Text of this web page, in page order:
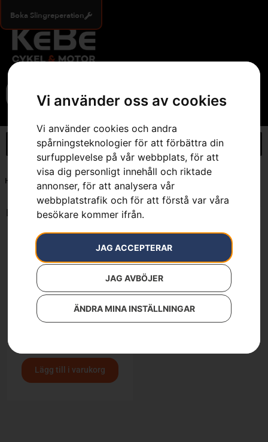
Vi använder oss av cookies
Vi använder cookies och andra
spårningsteknologier för att förbättra din
surfupplevelse på vår webbplats, för att
visa dig personligt innehåll och riktade
annonser, för att analysera vår
webbplatstrafik och för att förstå var våra
besökare kommer ifrån.
JAG ACCEPTERAR
JAG AVBÖJER
ÄNDRA MINA INSTÄLLNINGAR
Boka Slingreperation
Hem
Endast ett sökresultat
Lägg till i varukorg